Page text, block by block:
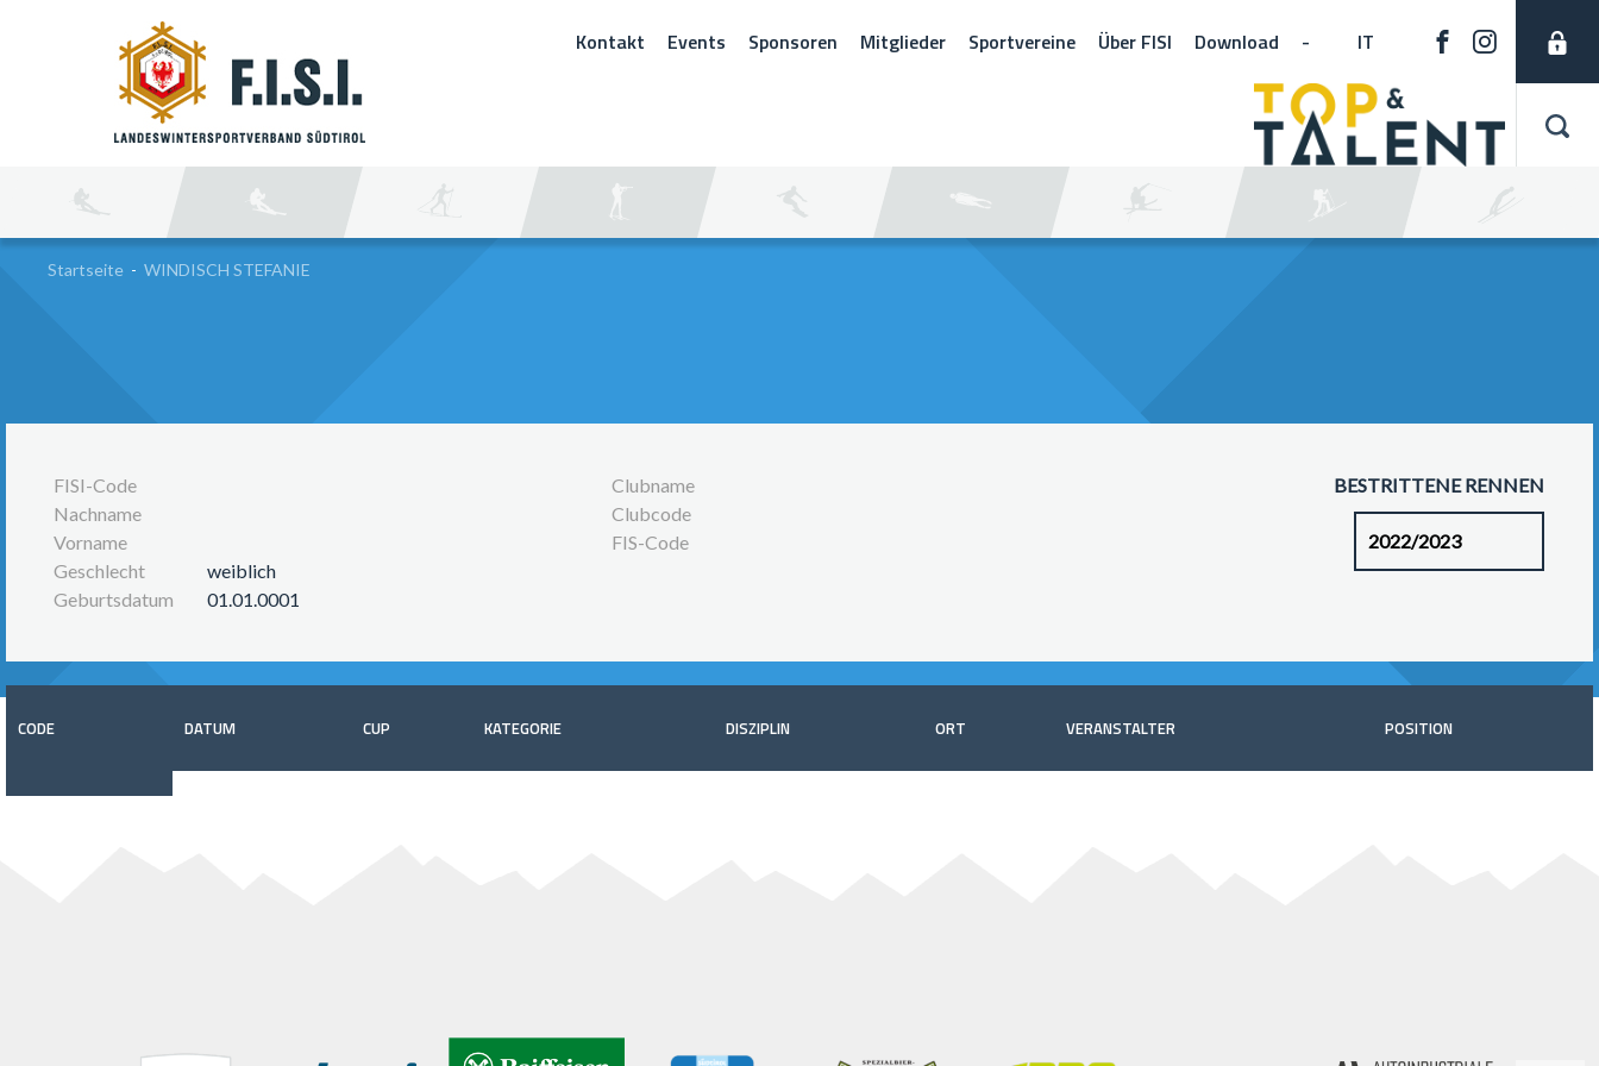
Kontakt Events Sponsoren Mitglieder Sportvereine Über FISI Download - IT
Startseite - WINDISCH STEFANIE
FISI-Code
Nachname
Vorname
Geschlecht
weiblich
Geburtsdatum
01.01.0001
Clubname
Clubcode
FIS-Code
BESTRITTENE RENNEN
CODE DATUM CUP KATEGORIE DISZIPLIN ORT VERANSTALTER POSITION